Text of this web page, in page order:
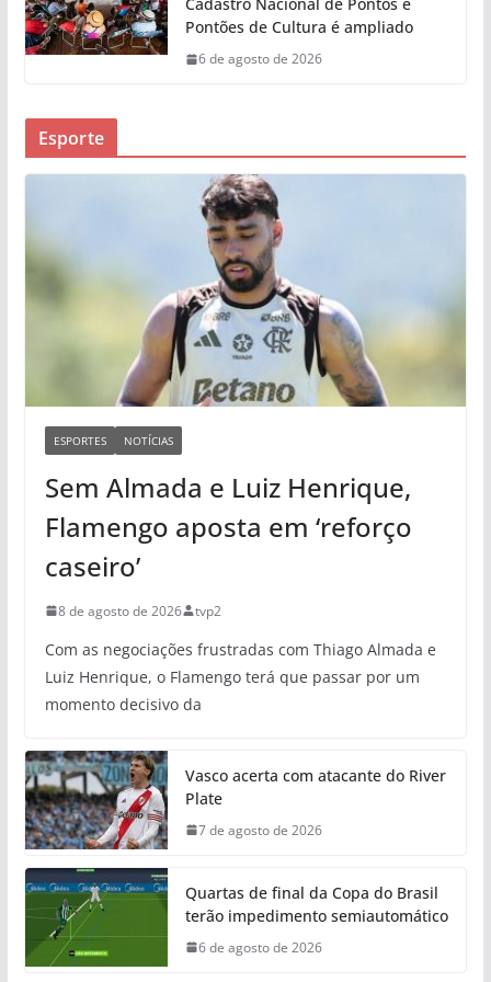
Pontões de Cultura é ampliado
6 de agosto de 2026
Esporte
ESPORTES NOTÍCIAS
Sem Almada e Luiz Henrique,
Flamengo aposta em ‘reforço
caseiro’
8 de agosto de 2026 tvp2
Com as negociações frustradas com Thiago Almada e
Luiz Henrique, o Flamengo terá que passar por um
momento decisivo da
Vasco acerta com atacante do River
Plate
7 de agosto de 2026
Quartas de final da Copa do Brasil
terão impedimento semiautomático
6 de agosto de 2026